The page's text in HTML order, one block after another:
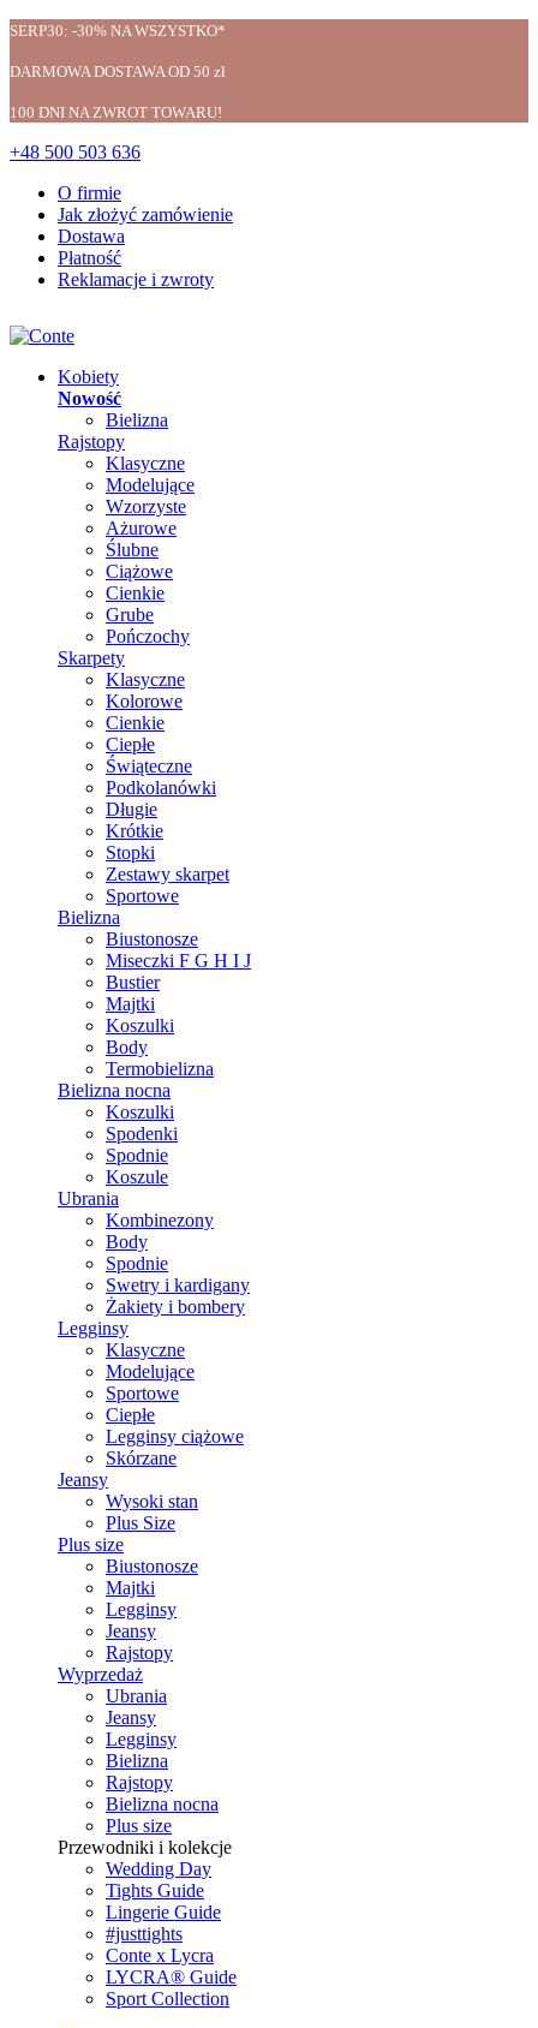
SERP30: -30% NA WSZYSTKO*
DARMOWA DOSTAWA OD 50 zł
100 DNI NA ZWROT TOWARU!
+48 500 503 636
O firmie
Jak złożyć zamówienie
Dostawa
Płatność
Reklamacje i zwroty
Kobiety
Nowość
Bielizna
Rajstopy
Klasyczne
Modelujące
Wzorzyste
Ażurowe
Ślubne
Ciążowe
Cienkie
Grube
Pończochy
Skarpety
Klasyczne
Kolorowe
Cienkie
Ciepłe
Świąteczne
Podkolanówki
Długie
Krótkie
Stopki
Zestawy skarpet
Sportowe
Bielizna
Biustonosze
Miseczki F G H I J
Bustier
Majtki
Koszulki
Body
Termobielizna
Bielizna nocna
Koszulki
Spodenki
Spodnie
Koszule
Ubrania
Kombinezony
Body
Spodnie
Swetry i kardigany
Żakiety i bombery
Legginsy
Klasyczne
Modelujące
Sportowe
Ciepłe
Legginsy ciążowe
Skórzane
Jeansy
Wysoki stan
Plus Size
Plus size
Biustonosze
Majtki
Legginsy
Jeansy
Rajstopy
Wyprzedaż
Ubrania
Jeansy
Legginsy
Bielizna
Rajstopy
Bielizna nocna
Plus size
Przewodniki i kolekcje
Wedding Day
Tights Guide
Lingerie Guide
#justtights
Conte x Lycra
LYCRA® Guide
Sport Сollection